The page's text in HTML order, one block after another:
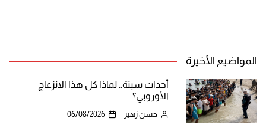
المواضيع الأخيرة
أحداث سبتة.. لماذا كل هذا الانزعاج
الأوروبي؟
حسن زهير 06/08/2026